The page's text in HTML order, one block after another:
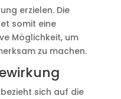
erzielen. Die
somit eine
Möglichkeit, um
zu machen.
sich auf die